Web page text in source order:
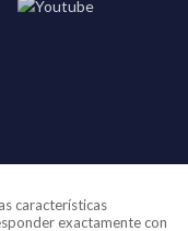
características
exactamente con